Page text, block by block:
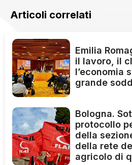
Articoli correlati
Emilia
il lavoro, il
l’economia
grande
Bologna.
protocollo
della
della rete
agricolo di